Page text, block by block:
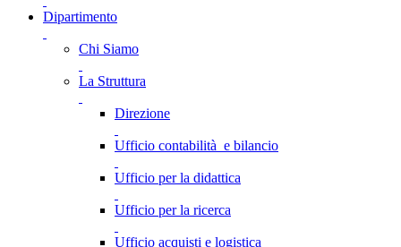
Dipartimento
Chi Siamo
La Struttura
Direzione
Ufficio contabilità e bilancio
Ufficio per la didattica
Ufficio per la ricerca
Ufficio acquisti e logistica